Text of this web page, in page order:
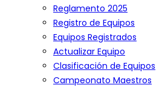
Reglamento 2025
Registro de Equipos
Equipos Registrados
Actualizar Equipo
Clasificación de Equipos
Campeonato Maestros